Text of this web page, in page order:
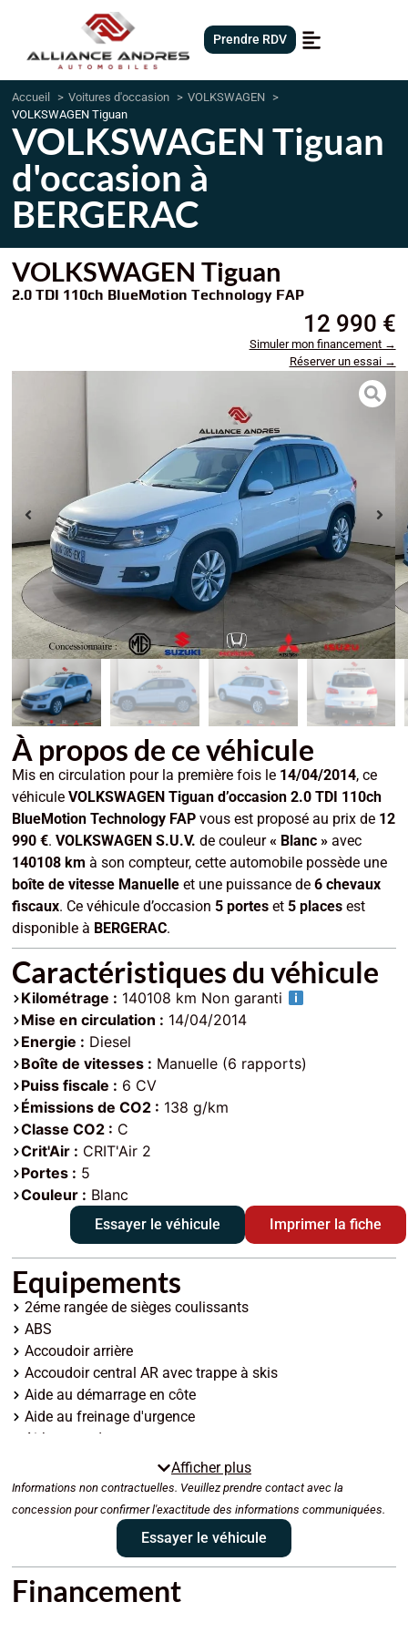
Prendre RDV
Accueil Voitures d'occasion
VOLKSWAGEN
VOLKSWAGEN Tiguan
VOLKSWAGEN Tiguan
d'occasion à
BERGERAC
VOLKSWAGEN Tiguan
2.0 TDI 110ch BlueMotion Technology FAP
12 990 €
Simuler mon financement →
Réserver un essai →
À propos de ce véhicule
Mis en circulation pour la première fois le 14/04/2014, ce
véhiculeVOLKSWAGEN Tiguan d’occasion 2.0 TDI 110ch
BlueMotion Technology FAP vous est proposé au prix de 12
990 €.VOLKSWAGEN S.U.V. de couleur« Blanc » avec
140108 km à son compteur, cette automobile possède une
boîte de vitesse Manuelle et une puissance de6 chevaux
fiscaux. Ce véhicule d’occasion5 portes et5 places est
disponible à BERGERAC.
Caractéristiques du véhicule
Kilométrage : 140108 km Non garanti
Mise en circulation : 14/04/2014
Energie : Diesel
Boîte de vitesses : Manuelle (6 rapports)
Puiss fiscale : 6 CV
Émissions de CO2 : 138 g/km
Classe CO2 : C
Crit'Air : CRIT'Air 2
Portes : 5
Couleur : Blanc
Essayer le véhicule Imprimer la fiche
Equipements
2éme rangée de sièges coulissants
ABS
Accoudoir arrière
Accoudoir central AR avec trappe à skis
Aide au démarrage en côte
Aide au freinage d'urgence
Airbag conducteur
Airbag passager déconnectable
Airbags latéraux avant
Airbags rideaux AV et AR
Antidémarrage électronique
Arrêt et redémarrage auto. du moteur
Bacs de portes arrière
Afficher plus
Informations non contractuelles. Veuillez prendre contact avec la
concession pour confirmer l'exactitude des informations communiquées.
Essayer le véhicule
Financement